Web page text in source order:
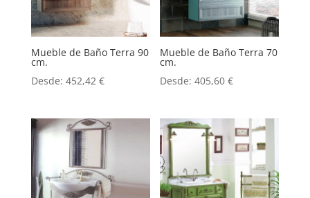
Mueble de Baño Terra 90
cm.
Desde: 452,42 €
Mueble de Baño Terra 70
cm.
Desde:405,60€